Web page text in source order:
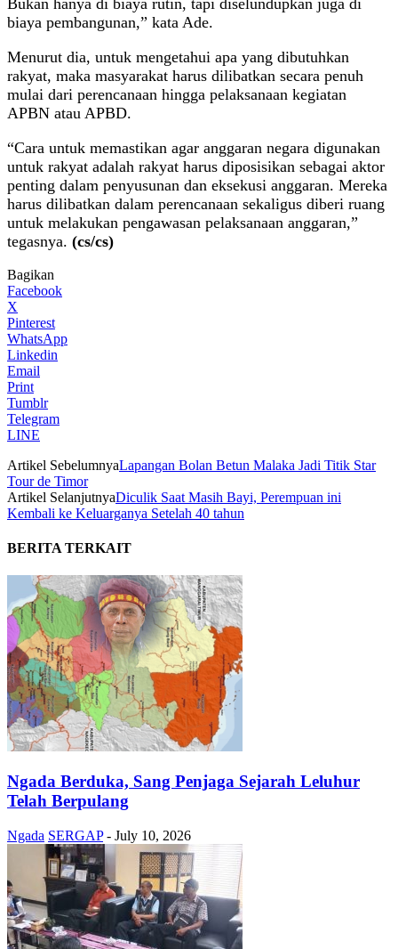
biaya pembangunan,” kata Ade.
Menurut dia, untuk mengetahui apa yang dibutuhkan
rakyat, maka masyarakat harus dilibatkan secara penuh
mulai dari perencanaan hingga pelaksanaan kegiatan
APBN atau APBD.
“Cara untuk memastikan agar anggaran negara digunakan
untuk rakyat adalah rakyat harus diposisikan sebagai aktor
penting dalam penyusunan dan eksekusi anggaran. Mereka
harus dilibatkan dalam perencanaan sekaligus diberi ruang
untuk melakukan pengawasan pelaksanaan anggaran,”
tegasnya. (cs/cs)
Bagikan
Facebook
X
Pinterest
WhatsApp
Linkedin
Email
Print
Tumblr
Telegram
LINE
Artikel SebelumnyaLapangan Bolan Betun Malaka Jadi Titik Star
Tour de Timor
Artikel SelanjutnyaDiculik Saat Masih Bayi, Perempuan ini
Kembali ke Keluarganya Setelah 40 tahun
BERITA TERKAIT
Ngada Berduka, Sang Penjaga Sejarah Leluhur
Telah Berpulang
Ngada SERGAP - July 10, 2026